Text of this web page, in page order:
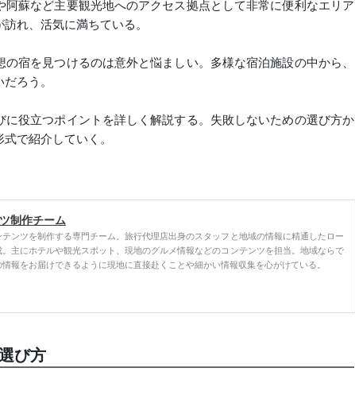
蘇など主要観光地へのアクセス拠点として非常に便利なエリア
れ、活気に満ちている。
宿を見つけるのは意外と悩ましい。多様な宿泊施設の中から、
ろう。
役立つポイントを詳しく解説する。失敗しないための選び方か
で紹介していく。
制作チーム
ンツを制作する専門チーム。旅行代理店出身のスタッフと地域の情報に精通したロー
。主にホテルや観光スポット、現地のグルメ情報などのコンテンツを担当。地域ならで
報をお届けできるように現地に直接赴くことや細かい情報収集を心がけている。
び方